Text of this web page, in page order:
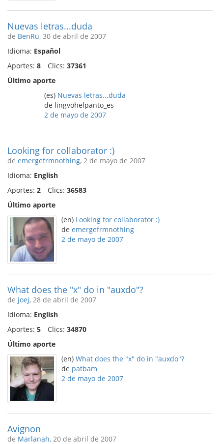
Nuevas letras...duda
de BenRu, 30 de abril de 2007
Idioma: Español
Aportes: 8 Clics: 37361
Último aporte
(es) Nuevas letras...duda
de lingvohelpanto_es
2 de mayo de 2007
Looking for collaborator :)
de emergefrmnothing, 2 de mayo de 2007
Idioma: English
Aportes: 2 Clics: 36583
Último aporte
(en) Looking for collaborator :)
de emergefrmnothing
2 de mayo de 2007
What does the "x" do in "auxdo"?
de joej, 28 de abril de 2007
Idioma: English
Aportes: 5 Clics: 34870
Último aporte
(en) What does the "x" do in "auxdo"?
de patbam
2 de mayo de 2007
Avignon
de Marlanah, 20 de abril de 2007